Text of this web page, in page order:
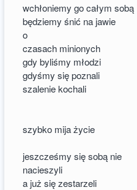
wchłoniemy go całym sobą
będziemy śnić na jawie
o
czasach minionych
gdy byliśmy młodzi
gdyśmy się poznali
szalenie kochali
szybko mija życie
jeszcześmy się sobą nie
nacieszyli
a już się zestarzeli